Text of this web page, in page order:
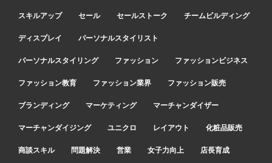
スキルアップ セール セールストーク チームビルディング
ディスプレイ パーソナルスタイリスト
パーソナルスタイリング ファッション ファッションビジネス
ファッション教育 ファッション業界 ファッション販売
ブランディング マーケティング マーチャンダイザー
マーチャンダイジング ユニクロ レイアウト 化粧品販売
商談スキル 問題解決 営業 女子力向上 店長育成